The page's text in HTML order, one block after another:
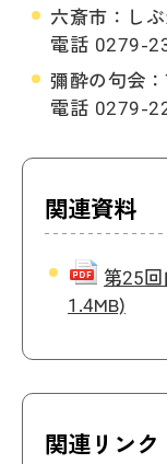
六斎市：し
電話 0279-
彌酔の句会
電話 0279-
関連資料
第25
1.4MB)
関連リンク